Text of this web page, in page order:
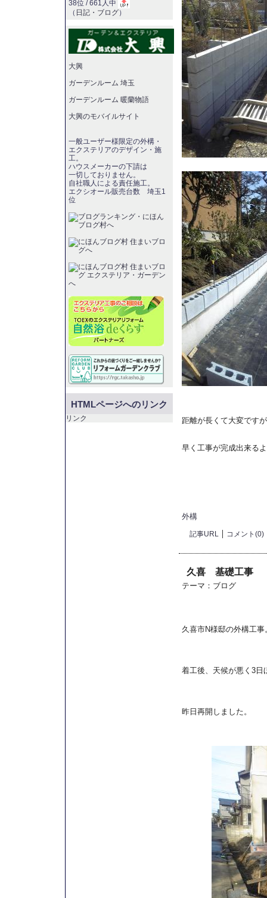
距離が長くて大変ですが
早く工事が完成出来る
外構
記事URL コメント(0)
久喜 基礎工事
テーマ： ブログ
久喜市N様邸の外構工事
着工後、天候が悪く3日
昨日再開しました。
38位 / 661人中
（ 日記・ブログ）
大興
ガーデンルーム 埼玉
ガーデンルーム 暖蘭物語
大興のモバイルサイト
一般ユーザー様限定の外構・
エクステリアのデザイン・施
工。
ハウスメーカーの下請は
一切しておりません。
自社職人による責任施工。
エクシオール販売台数 埼玉1
位
HTMLページへのリンク
リンク